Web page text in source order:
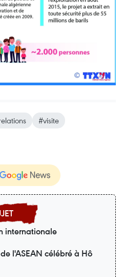
#visite
internationale
l'ASEAN célébré à Hô